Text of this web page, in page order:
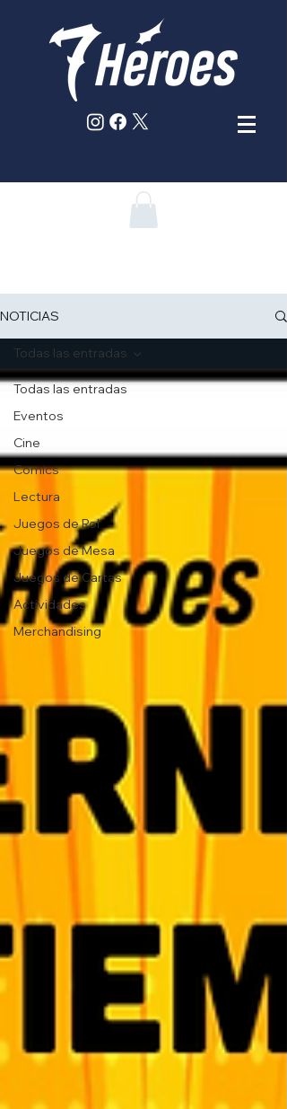
NOTICIAS
Todas las entradas
Eventos
Cine
Comics
Lectura
Juegos de Rol
Juegos de Mesa
Juegos de Cartas
Actividades
Merchandising
Todas las entradas